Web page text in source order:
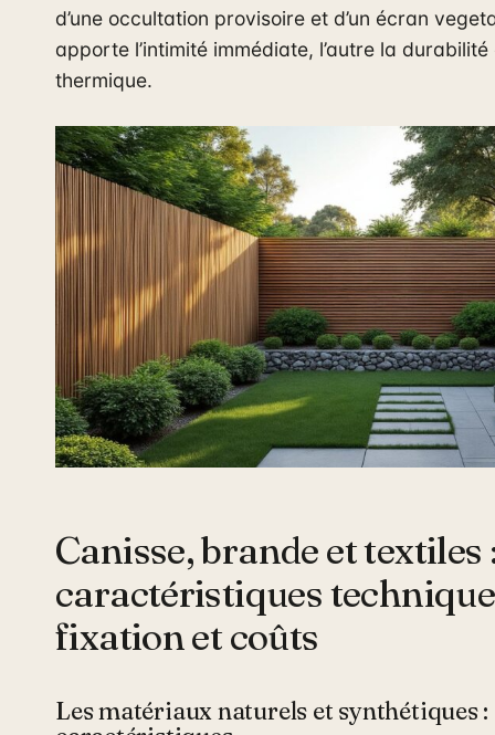
d’une occultation provisoire et d’un écran
apporte l’intimité immédiate, l’autre la
thermique.
Canisse, brande et textiles
caractéristiques
fixation et coûts
Les matériaux naturels et synthétiques :